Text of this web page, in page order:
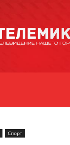
Уссурийска
Спорт